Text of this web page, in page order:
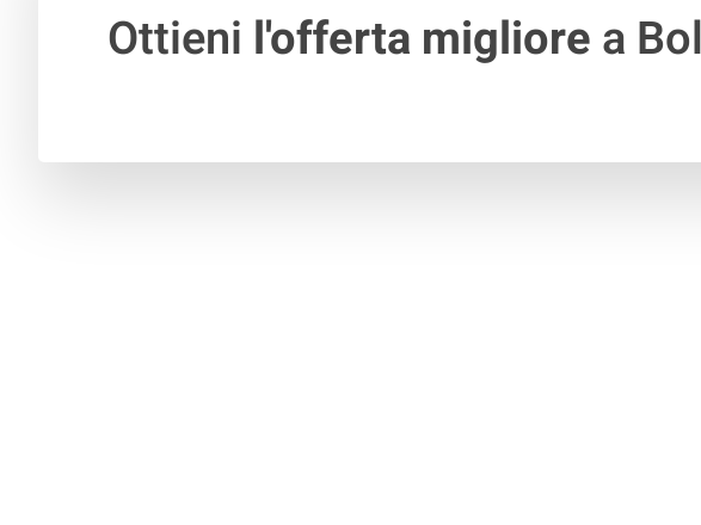
Ottieni l'offerta migliorea